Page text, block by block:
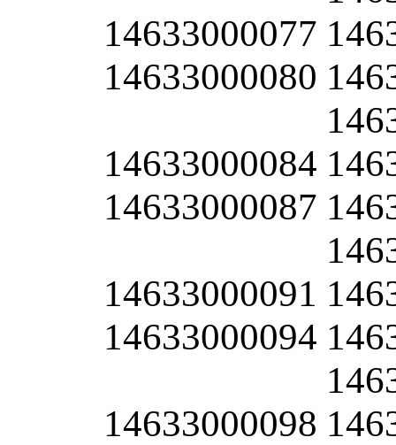
14633000077
14633000080
14633000084
14633000087
14633000091
14633000094
14633000098